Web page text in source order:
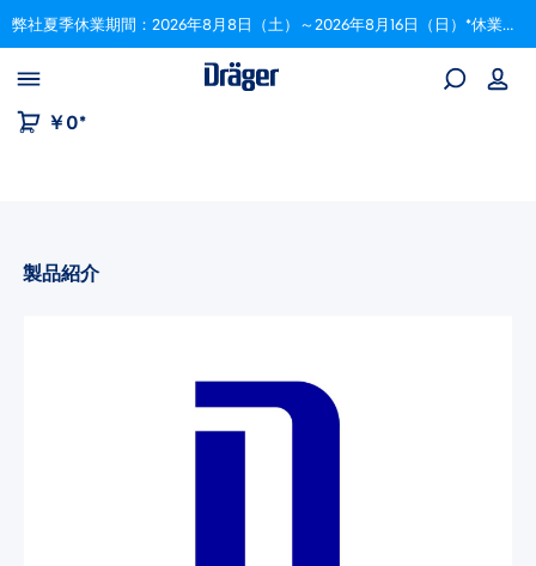
to B2B platform navigation 弊社夏季休業期間：2026年8月8日（土）～2026年8月16日（日）*休業期間中にいただいたご注文は、8月17日以降順次対応いたします。
￥0*
製品紹介
画像ギャラリーをスキップ